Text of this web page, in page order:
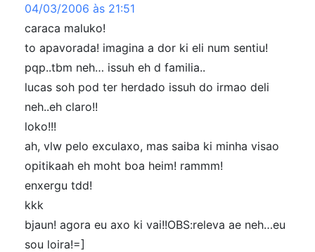
04/03/2006 às 21:51
caraca maluko!
to apavorada! imagina a dor ki eli num sentiu!
pqp..tbm neh… issuh eh d familia..
lucas soh pod ter herdado issuh do irmao deli
neh..eh claro!!
loko!!!
ah, vlw pelo exculaxo, mas saiba ki minha visao
opitikaah eh moht boa heim! rammm!
enxergu tdd!
kkk
bjaun! agora eu axo ki vai!!OBS:releva ae neh…eu
sou loira!=]